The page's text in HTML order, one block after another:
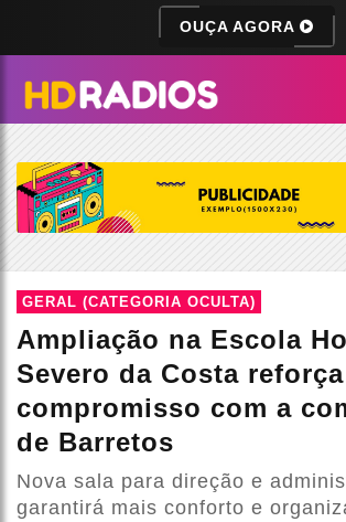
OUÇA AGORA
GERAL (CATEGORIA OCULTA)
Ampliação na Escola
Severo da Costa reforça
compromisso com a
de Barretos
Nova sala para direção e
garantirá mais conforto e